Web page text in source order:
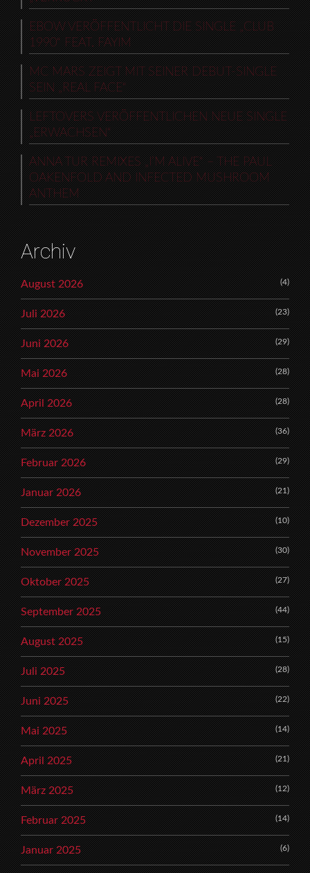
EBOW VERÖFFENTLICHT DIE SINGLE „CLUB
1990“ FEAT. FAYIM
MC MARS ZEIGT MIT SEINER DEBUT-SINGLE
SEIN „REAL FACE“
LEFTOVERS VERÖFFENTLICHEN NEUE SINGLE
„ERWACHSEN“
ANNA TUR REMIXES „I’M ALIVE“ – THE PAUL
OAKENFOLD AND INFECTED MUSHROOM
ANTHEM
Archiv
August 2026 (4)
Juli 2026 (23)
Juni 2026 (29)
Mai 2026 (28)
April 2026 (28)
März 2026 (36)
Februar 2026 (29)
Januar 2026 (21)
Dezember 2025 (10)
November 2025 (30)
Oktober 2025 (27)
September 2025 (44)
August 2025 (15)
Juli 2025 (28)
Juni 2025 (22)
Mai 2025 (14)
April 2025 (21)
März 2025 (12)
Februar 2025 (14)
Januar 2025 (6)